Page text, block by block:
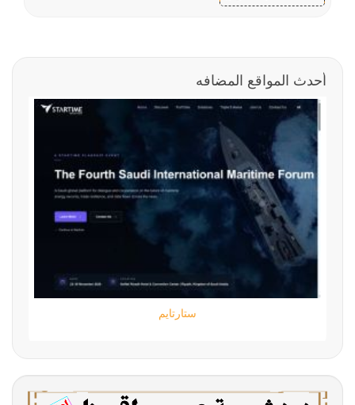
أحدث المواقع المضافه
ستارتايم